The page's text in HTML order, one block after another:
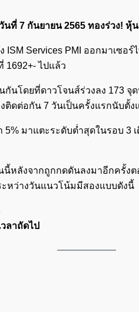
นที่ 7 กันยายน 2565 ทองร่วง! หุ้
ISM Services PMI ออกมาเซ
1692+- ไปแล้ว
นโดยที่ดาวโจนส์ร่วงลง 173 จุ
ติดต่อกัน 7 วันเป็นครั้งแรกนับตั้ง
5% มาแตะระดับต่ำสุดในรอบ
นี้หลังจากถูกกดดันลงมาอีกครั้ง
หว่างวันแนวโน้มมีสองแบบดังนี้
ลาถัดไป